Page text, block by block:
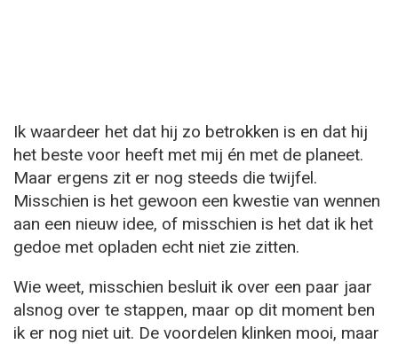
Ik waardeer het dat hij zo betrokken is en dat hij
het beste voor heeft met mij én met de planeet.
Maar ergens zit er nog steeds die twijfel.
Misschien is het gewoon een kwestie van wennen
aan een nieuw idee, of misschien is het dat ik het
gedoe met opladen echt niet zie zitten.
Wie weet, misschien besluit ik over een paar jaar
alsnog over te stappen, maar op dit moment ben
ik er nog niet uit. De voordelen klinken mooi, maar